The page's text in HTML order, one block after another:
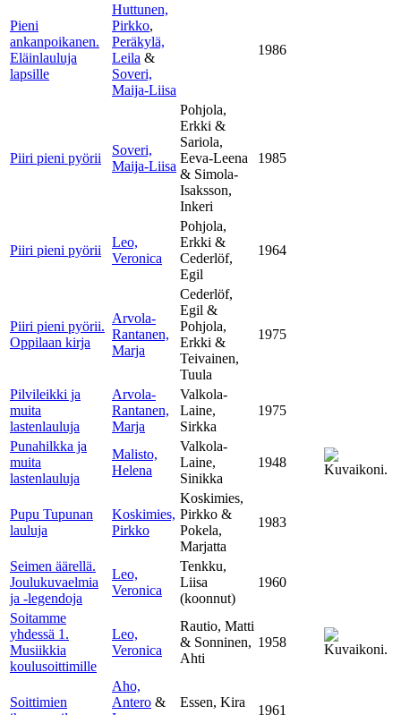
Pieni
ankanpoikanen.
Eläinlauluja
lapsille
Huttunen,
Pirkko,
Peräkylä,
Leila &
Soveri,
Maija-Liisa
1986
Piiri pieni pyörii
Soveri,
Maija-Liisa
Pohjola,
Erkki &
Sariola,
Eeva-Leena
& Simola-
Isaksson,
Inkeri
1985
Piiri pieni pyörii
Leo,
Veronica
Pohjola,
Erkki &
Cederlöf,
Egil
1964
Piiri pieni pyörii.
Oppilaan kirja
Arvola-
Rantanen,
Marja
Cederlöf,
Egil &
Pohjola,
Erkki &
Teivainen,
Tuula
1975
Pilvileikki ja
muita
lastenlauluja
Arvola-
Rantanen,
Marja
Valkola-
Laine,
Sirkka
1975
Punahilkka ja
muita
lastenlauluja
Malisto,
Helena
Valkola-
Laine,
Sinikka
1948
Pupu Tupunan
lauluja
Koskimies,
Pirkko
Koskimies,
Pirkko &
Pokela,
Marjatta
1983
Seimen äärellä.
Joulukuvaelmia
ja -legendoja
Leo,
Veronica
Tenkku,
Liisa
(koonnut)
1960
Soitamme
yhdessä 1.
Musiikkia
koulusoittimille
Leo,
Veronica
Rautio, Matti
& Sonninen,
Ahti
1958
Soittimien
Aho,
Antero &
Essen, Kira
1961